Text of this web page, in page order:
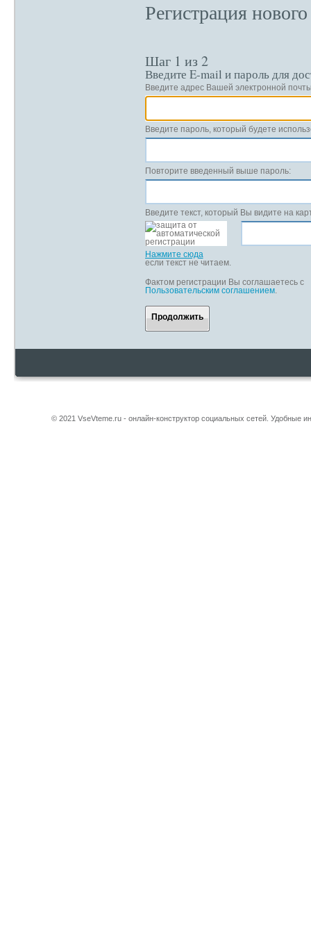
помогаешь и тебе помогают, проводишь время весело.
или девушку, любим своих детей и внуков, правнуков,
Регистрация
Шаг 1 из 2
Введите E-mail и пароль для
Введите адрес Вашей электронной
Введите пароль, который будете
Повторите введенный выше пароль:
Введите текст, который Вы видите на
Нажмите сюда
если текст не читаем.
Фактом регистрации Вы соглашаетесь с
Пользовательским соглашением.
Продолжить
© 2021 VseVteme.ru - онлайн-конструктор социальных сетей. Удобные